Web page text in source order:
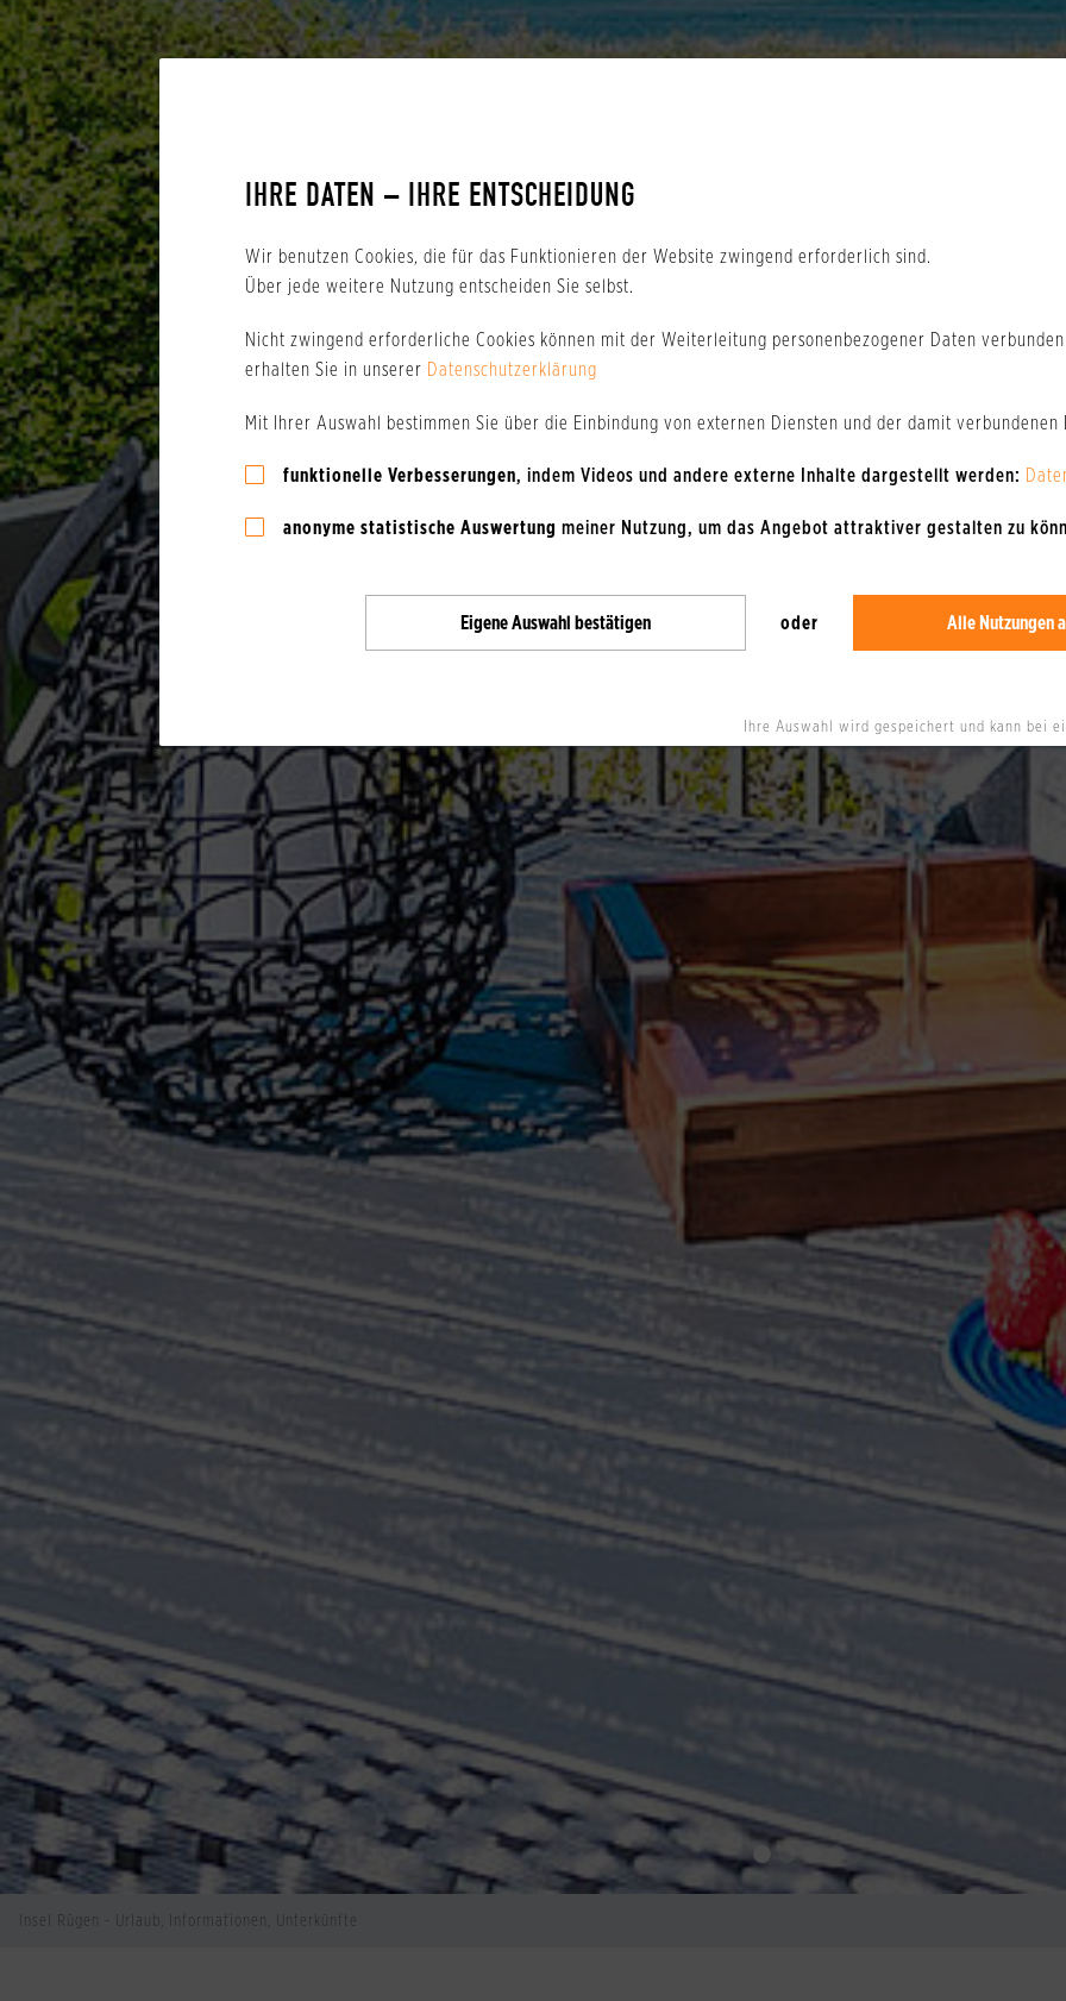
Hier gehts zu den Tickets
Insel Rügen - Urlaub, Informationen, Unterkünfte
IHRE DATEN – IHRE ENTSCHEIDUNG
Wir benutzen Cookies, die für das Funktionieren der Website zwingend erforderlich sind.
Über jede weitere Nutzung entscheiden Sie selbst.
Nicht zwingend erforderliche Cookies können mit der Weiterleitung personenbezogener Daten
erhalten Sie in unserer Datenschutzerklärung
Mit Ihrer Auswahl bestimmen Sie über die Einbindung von externen Diensten und der damit verbundenen
funktionelle Verbesserungen, indem Videos und andere externe Inhalte dargestellt werden:
anonyme statistische Auswertung meiner Nutzung, um das Angebot attraktiver gestalten zu
EigeneAuswahl bestätigen oder Alle Nutzungen
Ihre Auswahl wird gespeichert und kann bei